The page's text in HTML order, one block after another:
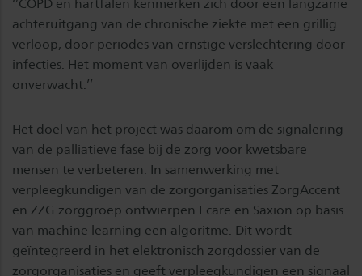
‘’COPD en hartfalen kenmerken zich door een langzame
achteruitgang van de chronische ziekte met een grillig
verloop, door periodes van ernstige verslechtering door
infecties. Het moment van overlijden is vaak
onverwacht.’’
Het doel van het project was daarom om de signalering
van de palliatieve fase bij de zorg voor kwetsbare
mensen te verbeteren. In samenwerking met
verpleegkundigen van de zorgorganisaties ZorgAccent
en ZZG zorggroep ontwierpen Ecare en Saxion op basis
van machine learning een algoritme. Dit wordt
geïntegreerd in het elektronisch zorgdossier van de
zorgorganisaties en geeft verpleegkundigen een signaal